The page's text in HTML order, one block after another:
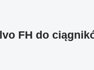
FH do